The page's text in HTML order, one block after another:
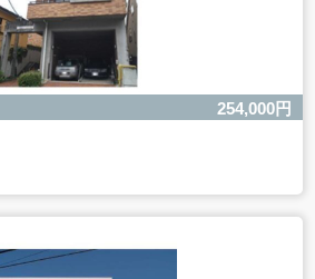
個人情報問合せ窓口
番2-5-21
レス privacy@balleggs.co.jp
30～17：00 ※弊社公休日を除く
をいただけない場合、適切な対応がで
す。
254,000円